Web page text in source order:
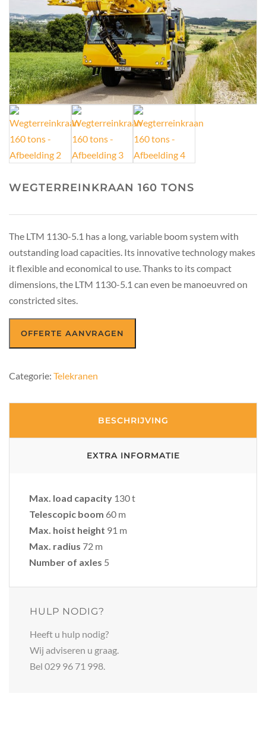
WEGTERREINKRAAN 160 TONS
The LTM 1130-5.1 has a long, variable boom system with
outstanding load capacities. Its innovative technology makes
it flexible and economical to use. Thanks to its compact
dimensions, the LTM 1130-5.1 can even be manoeuvred on
constricted sites.
OFFERTE AANVRAGEN
Categorie: Telekranen
BESCHRIJVING
EXTRA INFORMATIE
Max. load capacity 130 t
Telescopic boom 60 m
Max. hoist height 91 m
Max. radius 72 m
Number of axles 5
HULP NODIG?
Heeft u hulp nodig?
Wij adviseren u graag.
Bel 029 96 71 998.